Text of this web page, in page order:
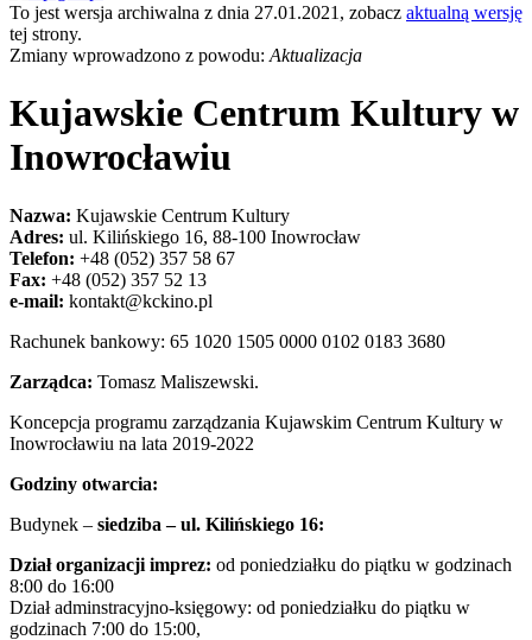
To jest wersja archiwalna z dnia 27.01.2021, zobacz aktualną wersję
tej strony.
Zmiany wprowadzono z powodu: Aktualizacja
Kujawskie Centrum Kultury w
Inowrocławiu
Nazwa: Kujawskie Centrum Kultury
Adres: ul. Kilińskiego 16, 88-100 Inowrocław
Telefon: +48 (052) 357 58 67
Fax: +48 (052) 357 52 13
e-mail: kontakt@kckino.pl
Rachunek bankowy: 65 1020 1505 0000 0102 0183 3680
Zarządca: Tomasz Maliszewski.
Koncepcja programu zarządzania Kujawskim Centrum Kultury w
Inowrocławiu na lata 2019-2022
Godziny otwarcia:
Budynek – siedziba – ul. Kilińskiego 16:
Dział organizacji imprez: od poniedziałku do piątku w godzinach
8:00 do 16:00
Dział adminstracyjno-księgowy: od poniedziałku do piątku w
godzinach 7:00 do 15:00,